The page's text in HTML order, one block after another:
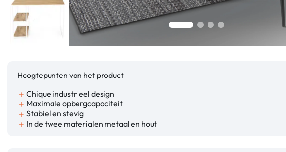
Hoogtepunten van het product
add Chique industrieel design
add Maximale opbergcapaciteit
add Stabiel en stevig
add In de twee materialen metaal en hout